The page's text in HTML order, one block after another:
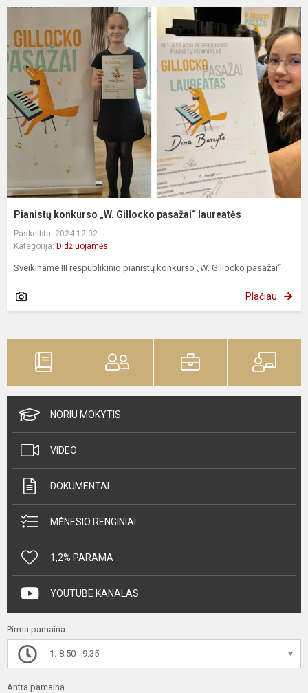
Pianistų konkurso „W. Gillocko pasažai“ laureatės
Paskelbta: 2024-12-02
Kategorija: Didžiuojamės
Sveikiname III respublikinio pianistų konkurso „W. Gillocko pasažai“
Plačiau
NORIU MOKYTIS
VIDEO
DOKUMENTAI
MĖNESIO RENGINIAI
1,2% PARAMA
YOUTUBE KANALAS
Pirma pamaina
1. 8:50 - 9:35
Antra pamaina